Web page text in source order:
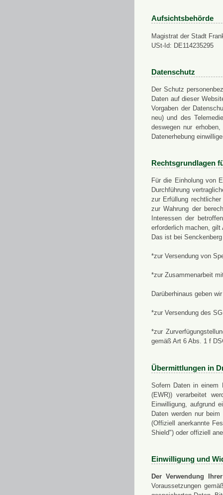
Aufsichtsbehörde
Magistrat der Stadt
USt-Id: DE114235295
Datenschutz
Der Schutz
Daten auf dieser
Vorgaben der
neu) und des
deswegen nur
Datenerhebung
Rechtsgrundlagen
Für die Einholung von
Durchführung
zur Erfüllung
zur Wahrung der
Interessen der
erforderlich machen,
Das ist bei
*zur Versendung von
*zur Zusammenarbeit
Darüberhinaus geben
*zur Versendung des
*zur
gemäß Art 6 Abs. 1 f
Übermittlungen in
Sofern Daten in einem
(EWR)) verarbeitet
Einwilligung, aufgrund
Daten werden nur
(Offiziell anerkannte
Shield") oder offiziell
Einwilligung und
Der Verwendung
Voraussetzungen